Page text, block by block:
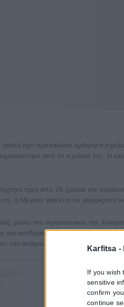
Karfitsa -
If you wish
sensitive
confirm
continue
έχει προκαλέσει αμέτρητα
από το σχολείο της. Η
πριν από 26 χρόνια και
η Μέγκαν φαίνεται να χειροκροτεί
μέσω του προσωπικού της
για αντίδραση, η ανάρτηση δεν
την αναγνωρίζουν».